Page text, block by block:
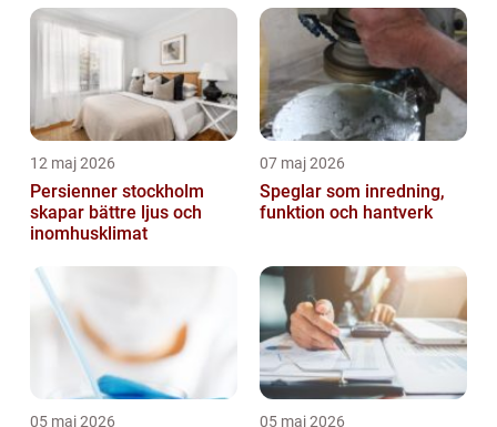
12 maj 2026
Persienner stockholm
skapar bättre ljus och
inomhusklimat
07 maj 2026
Speglar som inredning,
funktion och hantverk
05 maj 2026 05 maj 2026